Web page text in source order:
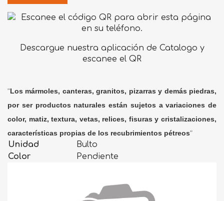
Descargue nuestra aplicación de Catalogo y
escanee el QR
"Los mármoles, canteras, granitos, pizarras y demás piedras,
por ser productos naturales están sujetos a variaciones de
color, matiz, textura, vetas, relices, fisuras y cristalizaciones,
características propias de los recubrimientos pétreos"
Unidad
Bulto
Color
Pendiente